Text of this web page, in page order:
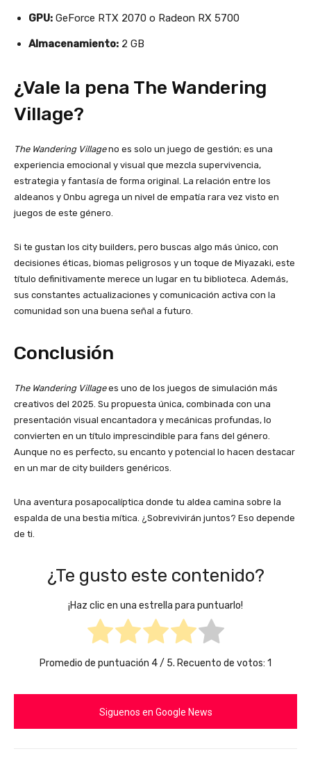
GPU: GeForce RTX 2070 o Radeon RX 5700
Almacenamiento: 2 GB
¿Vale la pena The Wandering
Village?
The Wandering Villageno es solo un juego de gestión; es una
experiencia emocional y visual que mezcla supervivencia,
estrategia y fantasía de forma original. La relación entre los
aldeanos y Onbu agrega un nivel de empatía rara vez visto en
juegos de este género.
Si te gustan los city builders, pero buscas algo más único, con
decisiones éticas, biomas peligrosos y un toque de Miyazaki, este
título definitivamente merece un lugar en tu biblioteca. Además,
sus constantes actualizaciones y comunicación activa con la
comunidad son una buena señal a futuro.
Conclusión
The Wandering Villagees uno de los juegos de simulación más
creativos del 2025. Su propuesta única, combinada con una
presentación visual encantadora y mecánicas profundas, lo
convierten en un título imprescindible para fans del género.
Aunque no es perfecto, su encanto y potencial lo hacen destacar
en un mar de city builders genéricos.
Una aventura posapocalíptica donde tu aldea camina sobre la
espalda de una bestia mítica. ¿Sobrevivirán juntos? Eso depende
de ti.
¿Te gusto este contenido?
¡Haz clic en una estrella para puntuarlo!
Promedio de puntuación 4/ 5. Recuento de votos: 1
Siguenos en Google News